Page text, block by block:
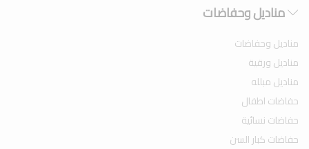
مناديل وحفاضات
مناديل وحفاضات
مناديل ورقية
مناديل مبلله
حفاضات اطفال
حفاضات نسائية
حفاضات كبار السن